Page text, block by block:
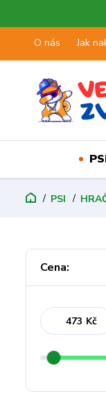
O nás Jak
PSI
Cena:
Kč